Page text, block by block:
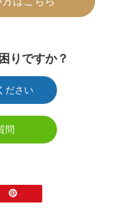
りですか？
ださい
問